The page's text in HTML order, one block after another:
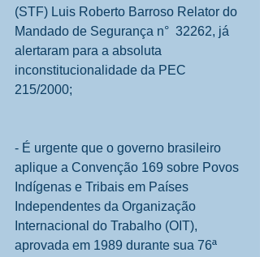
(STF) Luis Roberto Barroso Relator do
Mandado de Segurança n°  32262, já
alertaram para a absoluta
inconstitucionalidade da PEC
215/2000;
- É urgente que o governo brasileiro
aplique a Convenção 169 sobre Povos
Indígenas e Tribais em Países
Independentes da Organização
Internacional do Trabalho (OIT),
aprovada em 1989 durante sua 76ª